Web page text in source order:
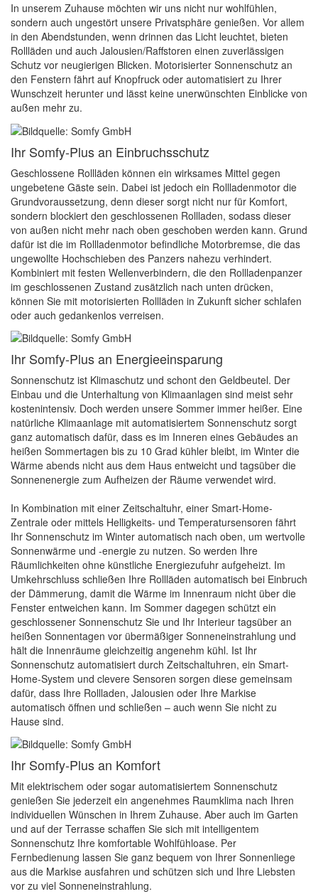
In unserem Zuhause möchten wir uns nicht nur wohlfühlen,
sondern auch ungestört unsere Privatsphäre genießen. Vor allem
in den Abendstunden, wenn drinnen das Licht leuchtet, bieten
Rollläden und auch Jalousien/Raffstoren einen zuverlässigen
Schutz vor neugierigen Blicken. Motorisierter Sonnenschutz an
den Fenstern fährt auf Knopfruck oder automatisiert zu Ihrer
Wunschzeit herunter und lässt keine unerwünschten Einblicke von
außen mehr zu.
Ihr Somfy-Plus an Einbruchsschutz
Geschlossene Rollläden können ein wirksames Mittel gegen
ungebetene Gäste sein. Dabei ist jedoch ein Rollladenmotor die
Grundvoraussetzung, denn dieser sorgt nicht nur für Komfort,
sondern blockiert den geschlossenen Rollladen, sodass dieser
von außen nicht mehr nach oben geschoben werden kann. Grund
dafür ist die im Rollladenmotor befindliche Motorbremse, die das
ungewollte Hochschieben des Panzers nahezu verhindert.
Kombiniert mit festen Wellenverbindern, die den Rollladenpanzer
im geschlossenen Zustand zusätzlich nach unten drücken,
können Sie mit motorisierten Rollläden in Zukunft sicher schlafen
oder auch gedankenlos verreisen.
Ihr Somfy-Plus an Energieeinsparung
Sonnenschutz ist Klimaschutz und schont den Geldbeutel. Der
Einbau und die Unterhaltung von Klimaanlagen sind meist sehr
kostenintensiv. Doch werden unsere Sommer immer heißer. Eine
natürliche Klimaanlage mit automatisiertem Sonnenschutz sorgt
ganz automatisch dafür, dass es im Inneren eines Gebäudes an
heißen Sommertagen bis zu 10 Grad kühler bleibt, im Winter die
Wärme abends nicht aus dem Haus entweicht und tagsüber die
Sonnenenergie zum Aufheizen der Räume verwendet wird.
In Kombination mit einer Zeitschaltuhr, einer Smart-Home-
Zentrale oder mittels Helligkeits- und Temperatursensoren fährt
Ihr Sonnenschutz im Winter automatisch nach oben, um wertvolle
Sonnenwärme und -energie zu nutzen. So werden Ihre
Räumlichkeiten ohne künstliche Energiezufuhr aufgeheizt. Im
Umkehrschluss schließen Ihre Rollläden automatisch bei Einbruch
der Dämmerung, damit die Wärme im Innenraum nicht über die
Fenster entweichen kann. Im Sommer dagegen schützt ein
geschlossener Sonnenschutz Sie und Ihr Interieur tagsüber an
heißen Sonnentagen vor übermäßiger Sonneneinstrahlung und
hält die Innenräume gleichzeitig angenehm kühl. Ist Ihr
Sonnenschutz automatisiert durch Zeitschaltuhren, ein Smart-
Home-System und clevere Sensoren sorgen diese gemeinsam
dafür, dass Ihre Rollladen, Jalousien oder Ihre Markise
automatisch öffnen und schließen – auch wenn Sie nicht zu
Hause sind.
Ihr Somfy-Plus an Komfort
Mit elektrischem oder sogar automatisiertem Sonnenschutz
genießen Sie jederzeit ein angenehmes Raumklima nach Ihren
individuellen Wünschen in Ihrem Zuhause. Aber auch im Garten
und auf der Terrasse schaffen Sie sich mit intelligentem
Sonnenschutz Ihre komfortable Wohlfühloase. Per
Fernbedienung lassen Sie ganz bequem von Ihrer Sonnenliege
aus die Markise ausfahren und schützen sich und Ihre Liebsten
vor zu viel Sonneneinstrahlung.